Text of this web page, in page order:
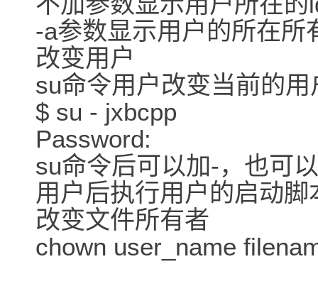
-a参数显示用户的所在
改变用户
su命令用户改变当前的
$ su - jxbcpp
Password:
su命令后可以加-，也可
用户后执行用户的启动
改变文件所有者
chown user_name